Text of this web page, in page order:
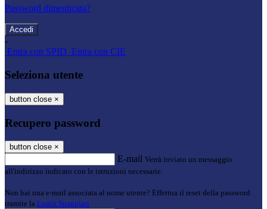
Password dimenticata?
-
Entra con SPID Entra con CIE
Seleziona utente
button close ×
Recupero password
button close ×
E-mail Verrà inviato un messaggio
all'indirizzo indicato con le istruzioni necessarie.
Non hai una e-mail associata al nome utente? Effettua il reset della password
tramite la Login Spaggiari